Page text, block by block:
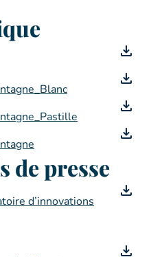
de presse
d’innovations